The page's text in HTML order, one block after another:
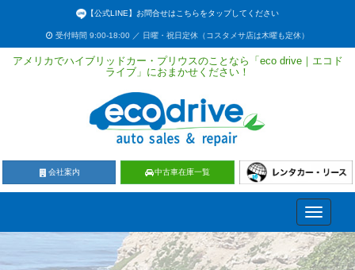
【公式LINE】お問合せはこちらをタップしてください
受付時間 9:00-18:00 ／ 日曜・祝日定休（コスタメサ店は木曜も定休）
アメリカでハイブリッドカー・プリウスのことなら「eco drive｜エコド
ライブ」におまかせください！
会社案内 中古車在庫一覧
Toggle